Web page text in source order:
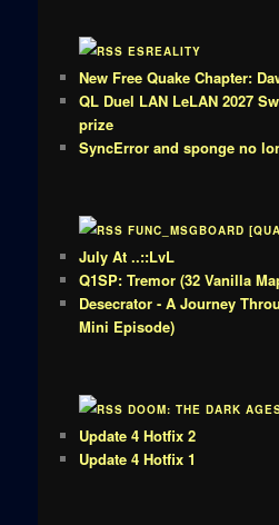
ESREALITY
New Free Quake Chapter:
QL Duel LAN LeLAN 2027
prize
SyncError and sponge no
FUNC_MSGBOARD
July At ..::LvL
Q1SP: Tremor (32 Vanilla
Desecrator - A Journey
Mini Episode)
DOOM: THE DARK
Update 4 Hotfix 2
Update 4 Hotfix 1